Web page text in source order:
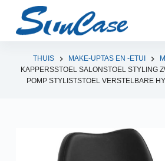
o
THUIS MAKE-UPTAS EN -ETUI
KAPPERSSTOEL SALONSTOEL STYLING
POMP STYLISTSTOEL VERSTELBARE